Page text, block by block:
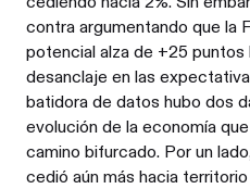
contra argumentando que la
potencial alza de +25 puntos
desanclaje en las
batidora de datos hubo dos
evolución de la economía
camino bifurcado. Por un
cedió aún más hacia